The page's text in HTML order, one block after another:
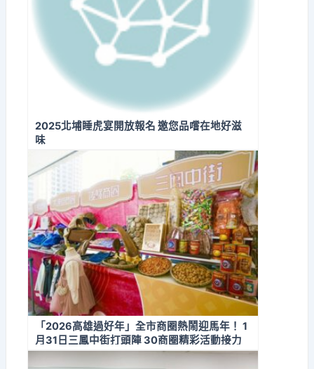
2025北埔睡虎宴開放報名 邀您品嚐在地好滋
味
「2026高雄過好年」全市商圈熱鬧迎馬年！ 1
月31日三鳳中街打頭陣 30商圈精彩活動接力
迎新春